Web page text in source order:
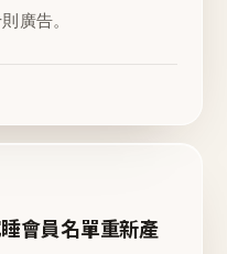
廣告。
會員名單重新產